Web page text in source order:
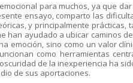
para muchos, ya que
ensayo, comparto las
y principalmente prácticas,
han ayudado a ubicar caminos
emoción, sino como un valor
como herramientas
de la inexperiencia ha
de sus aportaciones.